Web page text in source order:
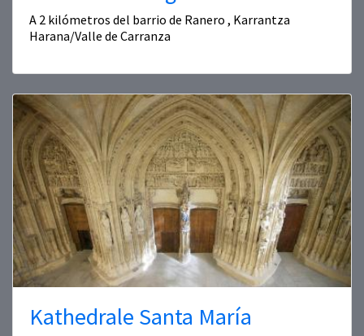
A 2 kilómetros del barrio de Ranero , Karrantza
Harana/Valle de Carranza
Kathedrale Santa María